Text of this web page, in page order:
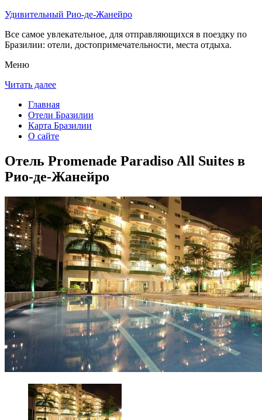
Удивительный Рио-де-Жанейро
Все самое увлекательное, для отправляющихся в поездку по
Бразилии: отели, достопримечательности, места отдыха.
Меню
Читать далее
Главная
Отели Бразилии
Карта Бразилии
О сайте
Отель Promenade Paradiso All Suites в
Рио-де-Жанейро